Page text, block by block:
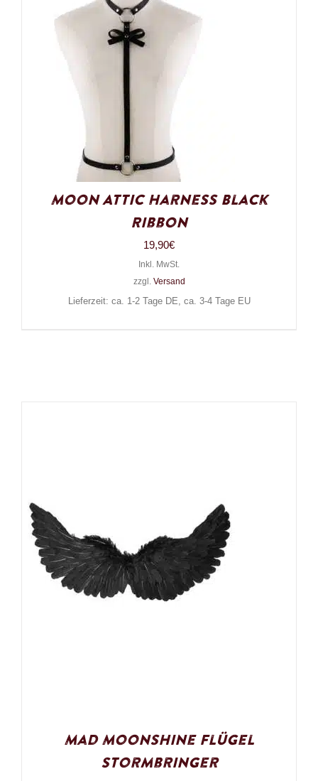
Moon Attic Harness Black
Ribbon
19,90€
Inkl. MwSt.
zzgl. Versand
Lieferzeit: ca. 1-2 Tage DE, ca. 3-4 Tage EU
Mad Moonshine Flügel
Stormbringer